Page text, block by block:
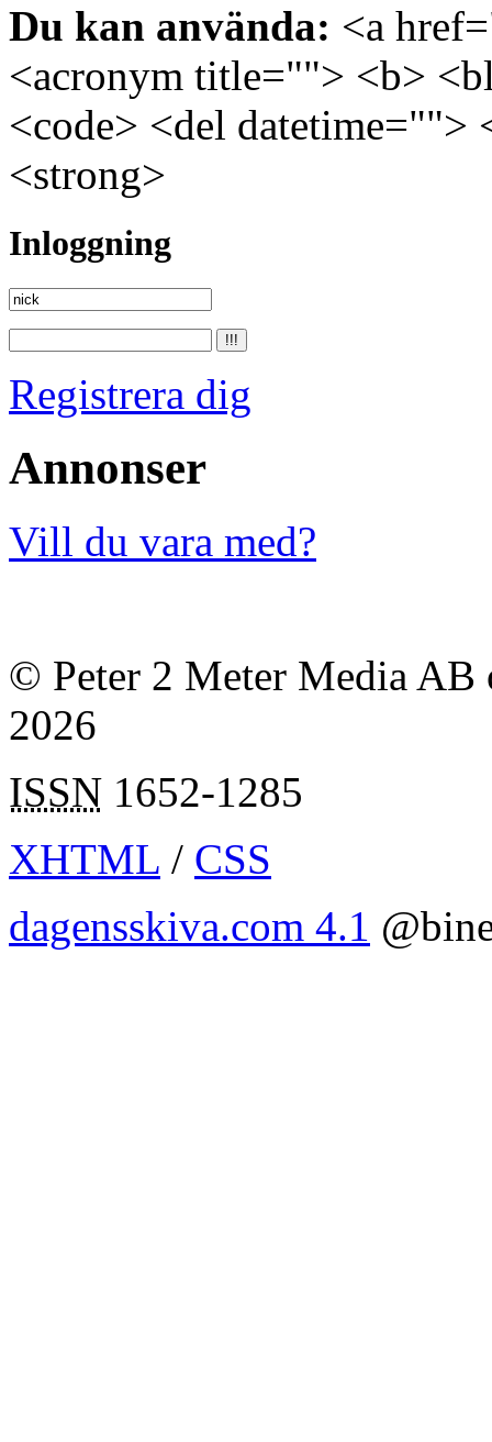
Du kan använda: <a
<acronym title=""> <b>
<code> <del
<strong>
Inloggning
Registrera dig
Annonser
Vill du vara med?
© Peter 2 Meter Media AB
2026
ISSN 1652-1285
XHTML / CSS
dagensskiva.com 4.1